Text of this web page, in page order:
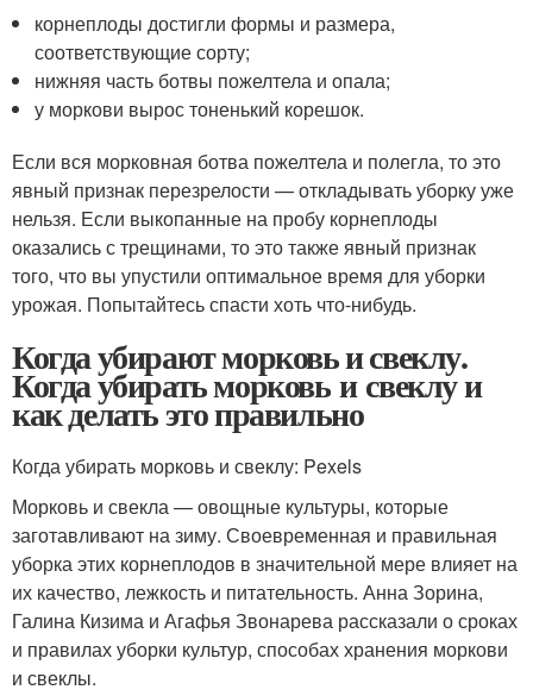
корнеплоды достигли формы и размера,
соответствующие сорту;
нижняя часть ботвы пожелтела и опала;
у моркови вырос тоненький корешок.
Если вся морковная ботва пожелтела и полегла, то это
явный признак перезрелости — откладывать уборку уже
нельзя. Если выкопанные на пробу корнеплоды
оказались с трещинами, то это также явный признак
того, что вы упустили оптимальное время для уборки
урожая. Попытайтесь спасти хоть что-нибудь.
Когда убирают морковь и свеклу.
Когда убирать морковь и свеклу и
как делать это правильно
Когда убирать морковь и свеклу: Pexels
Морковь и свекла — овощные культуры, которые
заготавливают на зиму. Своевременная и правильная
уборка этих корнеплодов в значительной мере влияет на
их качество, лежкость и питательность. Анна Зорина,
Галина Кизима и Агафья Звонарева рассказали о сроках
и правилах уборки культур, способах хранения моркови
и свеклы.